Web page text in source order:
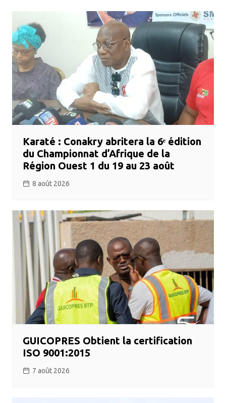
Karaté : Conakry abritera la 6ᵉ édition
du Championnat d’Afrique de la
Région Ouest 1 du 19 au 23 août
8 août 2026
GUICOPRES Obtient la certification
ISO 9001:2015
7 août 2026